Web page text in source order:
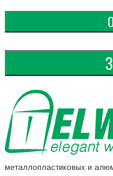
металлопластиковых и